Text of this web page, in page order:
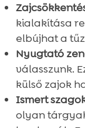
kialakítása
elbújhat a
Nyugtató
válasszunk.
külső zajok
Ismert
olyan